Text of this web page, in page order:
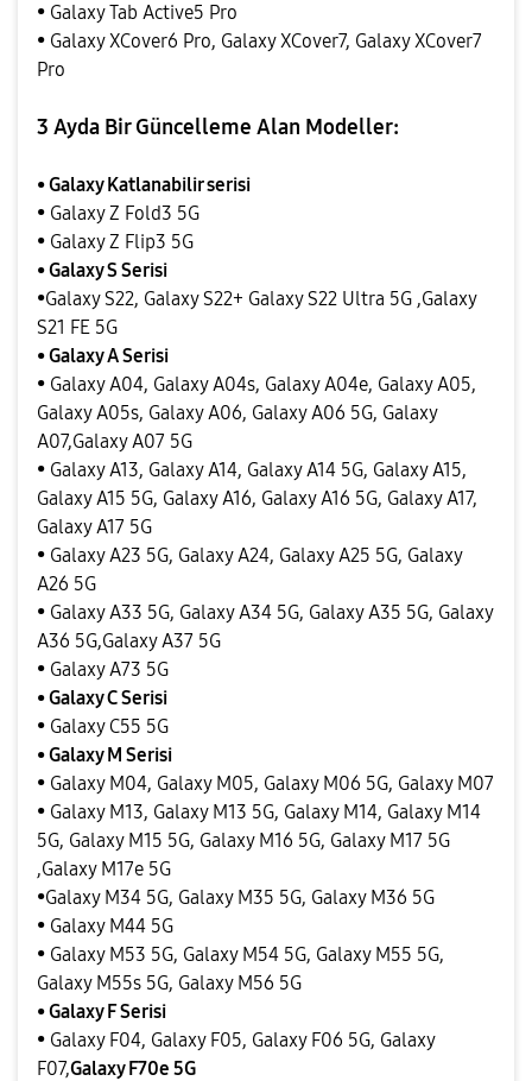
• Galaxy Tab Active5 Pro
• Galaxy XCover6 Pro, Galaxy XCover7, Galaxy XCover7
Pro
3 Ayda Bir Güncelleme Alan Modeller:
• Galaxy Katlanabilir serisi
• Galaxy Z Fold3 5G
• Galaxy Z Flip3 5G
• Galaxy S Serisi
•Galaxy S22, Galaxy S22+ Galaxy S22 Ultra 5G ,Galaxy
S21 FE 5G
• Galaxy A Serisi
• Galaxy A04, Galaxy A04s, Galaxy A04e, Galaxy A05,
Galaxy A05s, Galaxy A06, Galaxy A06 5G, Galaxy
A07,Galaxy A07 5G
• Galaxy A13, Galaxy A14, Galaxy A14 5G, Galaxy A15,
Galaxy A15 5G, Galaxy A16, Galaxy A16 5G, Galaxy A17,
Galaxy A17 5G
• Galaxy A23 5G, Galaxy A24, Galaxy A25 5G, Galaxy
A26 5G
• Galaxy A33 5G, Galaxy A34 5G, Galaxy A35 5G, Galaxy
A36 5G,Galaxy A37 5G
• Galaxy A73 5G
• Galaxy C Serisi
• Galaxy C55 5G
• Galaxy M Serisi
• Galaxy M04, Galaxy M05, Galaxy M06 5G, Galaxy M07
• Galaxy M13, Galaxy M13 5G, Galaxy M14, Galaxy M14
5G, Galaxy M15 5G, Galaxy M16 5G, Galaxy M17 5G
,Galaxy M17e 5G
•Galaxy M34 5G, Galaxy M35 5G, Galaxy M36 5G
• Galaxy M44 5G
• Galaxy M53 5G, Galaxy M54 5G, Galaxy M55 5G,
Galaxy M55s 5G, Galaxy M56 5G
• Galaxy F Serisi
• Galaxy F04, Galaxy F05, Galaxy F06 5G, Galaxy
F07,Galaxy F70e 5G